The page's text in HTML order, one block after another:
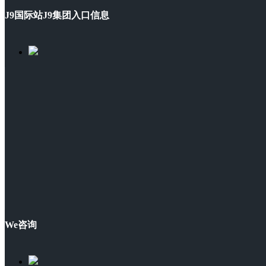
J9国际站J9集团入口信息
We咨询